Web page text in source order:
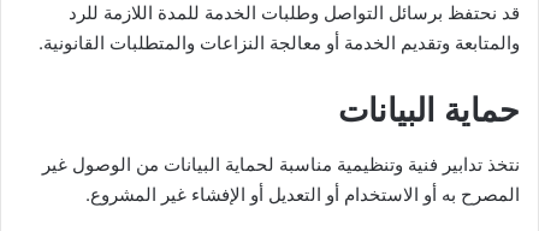
قد نحتفظ برسائل التواصل وطلبات الخدمة للمدة اللازمة للرد
والمتابعة وتقديم الخدمة أو معالجة النزاعات والمتطلبات القانونية.
حماية البيانات
نتخذ تدابير فنية وتنظيمية مناسبة لحماية البيانات من الوصول غير
المصرح به أو الاستخدام أو التعديل أو الإفشاء غير المشروع.